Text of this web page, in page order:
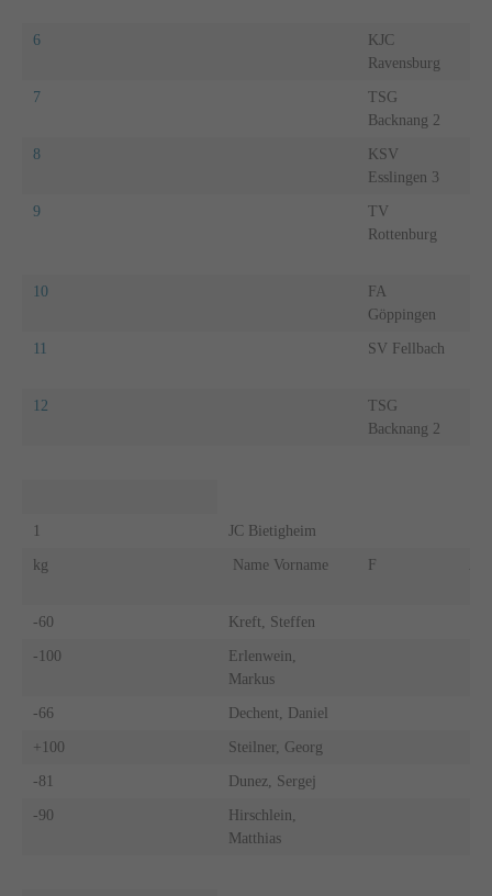
6
KJC
Ravensburg
7
TSG
Backnang 2
8
KSV
Esslingen 3
9
TV
Rottenburg
10
FA
Göppingen
11 SV Fellbach
12
TSG
Backnang 2
1 JC Bietigheim
kg Name Vorname F
-60 Kreft, Steffen
-100
Erlenwein,
Markus
-66 Dechent, Daniel
+100 Steilner, Georg
-81 Dunez, Sergej
-90
Hirschlein,
Matthias